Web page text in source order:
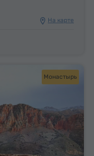
На карте
Монастырь